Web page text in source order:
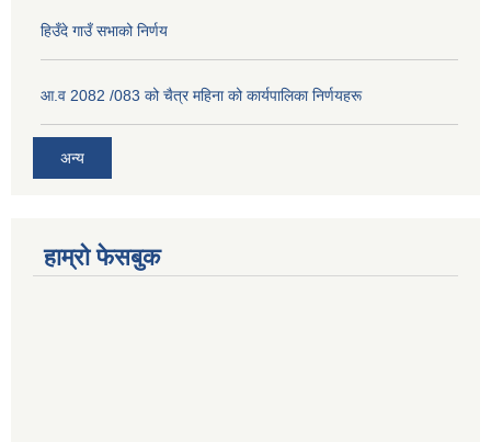
हिउँदे गाउँ सभाको निर्णय
आ.व 2082 /083 को चैत्र महिना को कार्यपालिका निर्णयहरू
अन्य
हाम्रो फेसबुक